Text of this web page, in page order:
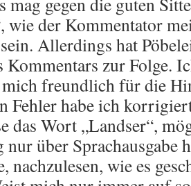
wie der Kommentator
Allerdings hat
Kommentars zur Folge.
mich freundlich für die
Fehler habe ich
das Wort „Landser“,
nur über Sprachausgabe
nachzulesen, wie es